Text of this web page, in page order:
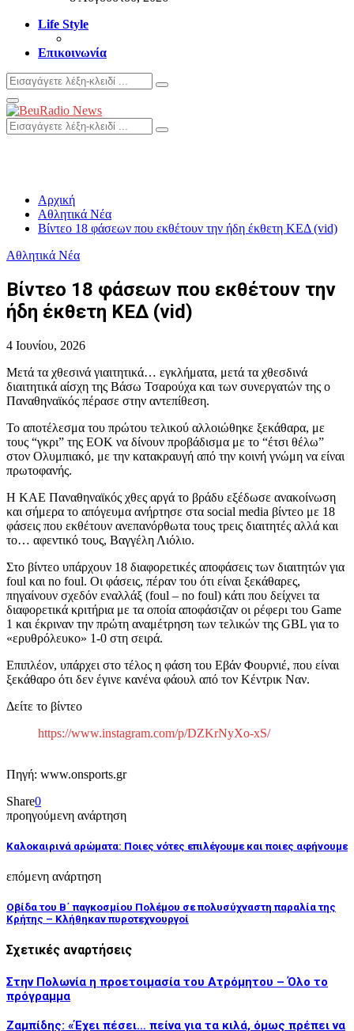
Life Style
Επικοινωνία
Search
for:
Search
Primary
Menu
Search
for:
Search
Αρχική
Αθλητικά Νέα
Βίντεο 18 φάσεων που εκθέτουν την ήδη έκθετη ΚΕΔ (vid)
Αθλητικά Νέα
Βίντεο 18 φάσεων που εκθέτουν την
ήδη έκθετη ΚΕΔ (vid)
4 Ιουνίου, 2026
Μετά τα χθεσινά γιαιτητικά… εγκλήματα, μετά τα χθεσδινά
διαιτητικά αίσχη της Βάσω Τσαρούχα και των συνεργατών της ο
Παναθηναϊκός πέρασε στην αντεπίθεση.
Το αποτέλεσμα του πρώτου τελικού αλλοιώθηκε ξεκάθαρα, με
τους “γκρι” της ΕΟΚ να δίνουν προβάδισμα με το “έτσι θέλω”
στον Ολυμπιακό, με την κατακραυγή από την κοινή γνώμη να είναι
πρωτοφανής.
Η ΚΑΕ Παναθηναϊκός χθες αργά το βράδυ εξέδωσε ανακοίνωση
και σήμερα το απόγευμα ανήρτησε στα social media βίντεο με 18
φάσεις που εκθέτουν ανεπανόρθωτα τους τρεις διαιτητές αλλά και
το… αφεντικό τους, Βαγγέλη Λιόλιο.
Στο βίντεο υπάρχουν 18 διαφορετικές αποφάσεις των διαιτητών για
foul και no foul. Οι φάσεις, πέραν του ότι είναι ξεκάθαρες,
πηγαίνουν σχεδόν εναλλάξ (foul – no foul) κάτι που δείχνει τα
διαφορετικά κριτήρια με τα οποία αποφάσιζαν οι ρέφερι του Game
1 και έκριναν την πρώτη αναμέτρηση των τελικών της GBL για το
«ερυθρόλευκο» 1-0 στη σειρά.
Επιπλέον, υπάρχει στο τέλος η φάση του Εβάν Φουρνιέ, που είναι
ξεκάθαρο ότι δεν έγινε κανένα φάουλ από τον Κέντρικ Ναν.
Δείτε το βίντεο
https://www.instagram.com/p/DZKrNyXo-xS/
Πηγή: www.onsports.gr
Share0
προηγούμενη ανάρτηση
Καλοκαιρινά αρώματα: Ποιες νότες επιλέγουμε και ποιες αφήνουμε
επόμενη ανάρτηση
Οβίδα του Β΄ παγκοσμίου Πολέμου σε πολυσύχναστη παραλία της
Κρήτης – Κλήθηκαν πυροτεχνουργοί
Σχετικές αναρτήσεις
Στην Πολωνία η προετοιμασία του Ατρόμητου – Όλο το
πρόγραμμα
Ζαμπίδης: «Έχει πέσει… πείνα για τα κιλά, όμως πρέπει να